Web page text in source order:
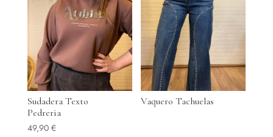
Sudadera Texto
Pedreria
49,90 €
Vaquero Tachuelas